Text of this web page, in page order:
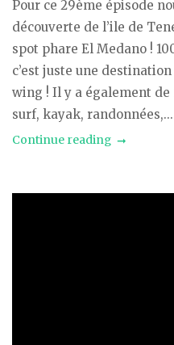
Pour ce 29ème épisode
découverte de l’ile de
spot phare El Medano !
c’est juste une
wing ! Il y a également
surf, kayak, randonnées,...
Continue reading